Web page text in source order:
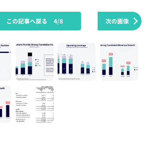
次の画像
この記事へ戻る 4/8